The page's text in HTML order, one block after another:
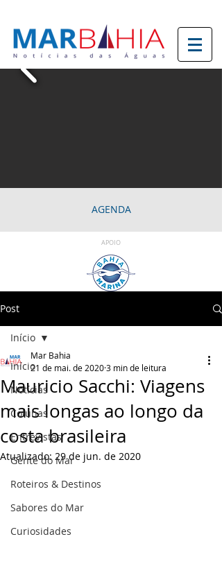
AGENDA
APOIO
Post
Início
Notícias
Colunas
Entrevistas
Gente do Mar
Roteiros & Destinos
Sabores do Mar
Curiosidades
Início
Mauricio Sacchi: Viagens
mais longas ao longo da
costa brasileira
Mar Bahia
21 de mai. de 20203 min de leitura
Atualizado: 29 de jun. de 2020